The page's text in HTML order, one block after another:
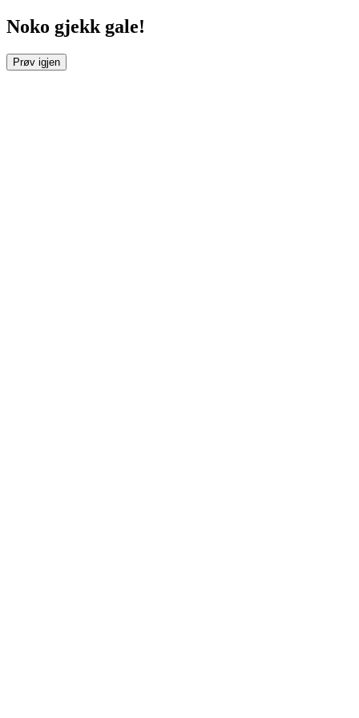
Noko gjekk gale!
Prøv igjen